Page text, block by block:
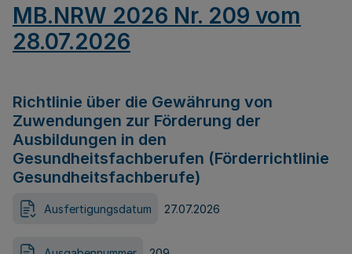
MB.NRW 2026 Nr. 209 vom
28.07.2026
Richtlinie über die Gewährung von
Zuwendungen zur Förderung der
Ausbildungen in den
Gesundheitsfachberufen (Förderrichtlinie
Gesundheitsfachberufe)
Ausfertigungsdatum 27.07.2026